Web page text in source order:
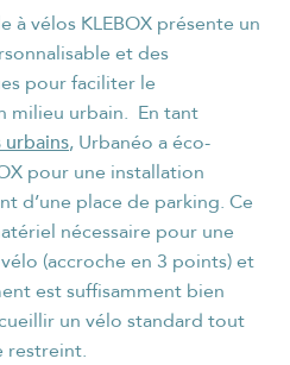
à vélos KLEBOX présente un
et des
pour faciliter le
milieu urbain. En tant
, Urbanéo a éco-
pour une installation
d’une place de parking. Ce
nécessaire pour une
(accroche en 3 points) et
est suffisamment bien
un vélo standard tout
restreint.
les
délais